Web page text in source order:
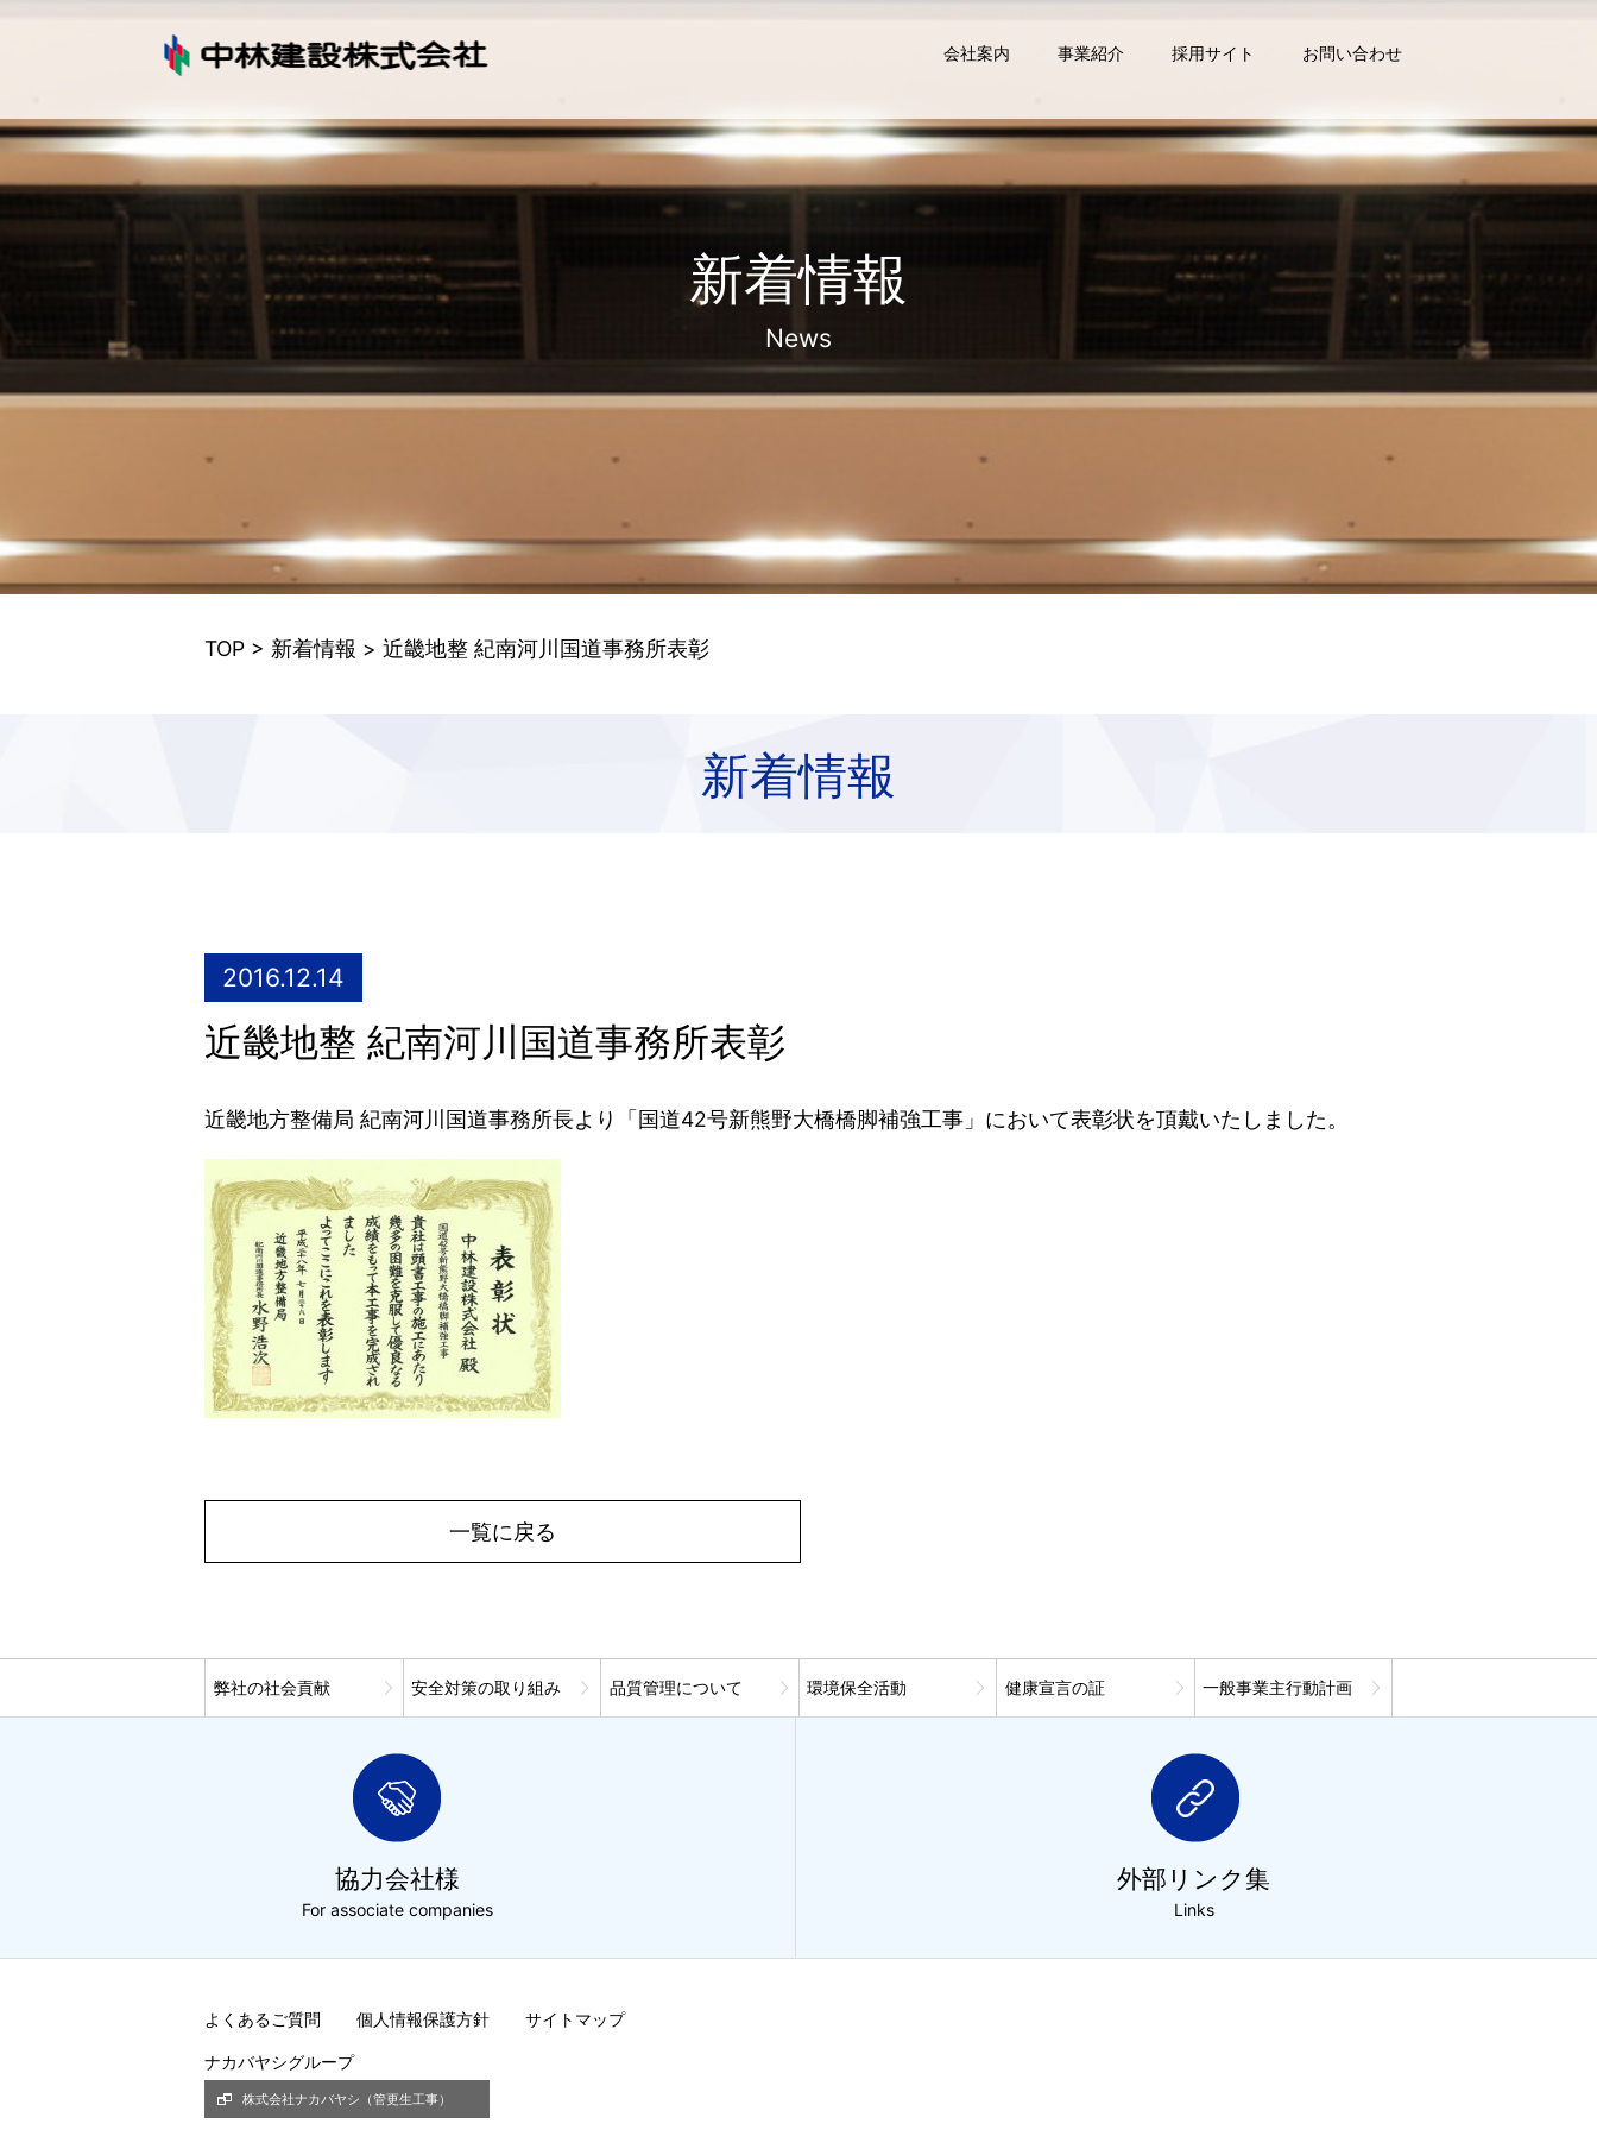
会社案内 事業紹介 採用サイト お問い合わせ
新着情報
News
TOP > 新着情報 > 近畿地整 紀南河川国道事務所表彰
新着情報
2016.12.14
近畿地整 紀南河川国道事務所表彰
近畿地方整備局 紀南河川国道事務所長より「国道42号新熊野大橋橋脚補強工事」において表彰状を頂戴いたしました。
一覧に戻る
弊社の社会貢献 安全対策の取り組み 品質管理について 環境保全活動 健康宣言の証 一般事業主行動計画
協力会社様
For associate companies
外部リンク集
Links
よくあるご質問 個人情報保護方針 サイトマップ
ナカバヤシグループ
株式会社ナカバヤシ（管更生工事）